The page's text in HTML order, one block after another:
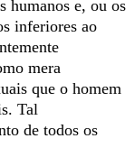
humanos e, ou os
inferiores ao
mera
que o homem
Tal
de todos os